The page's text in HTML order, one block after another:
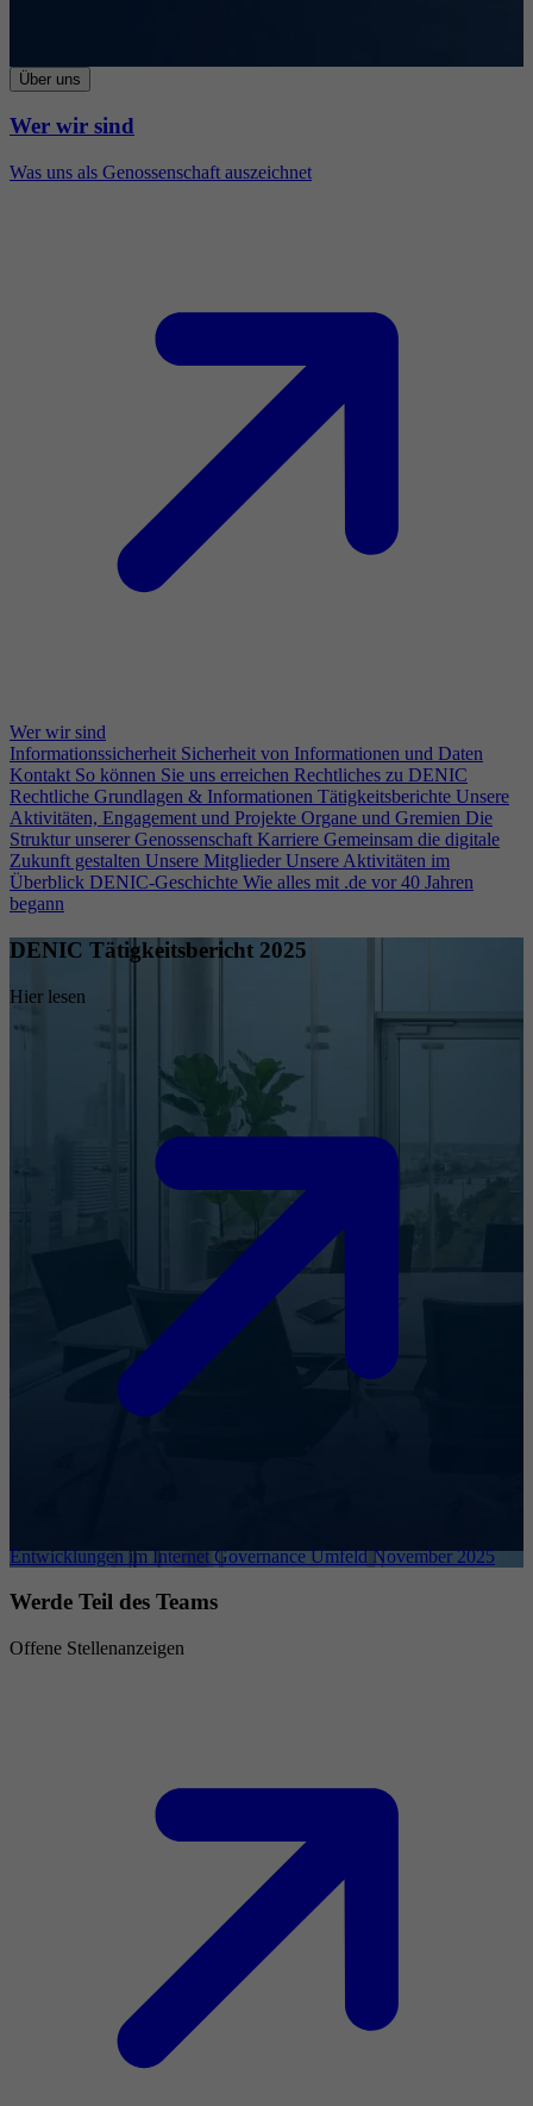
Über uns
Wer wir sind
Was uns als Genossenschaft auszeichnet
Wer wir sind
Informationssicherheit Sicherheit von Informationen und Daten
Kontakt So können Sie uns erreichen Rechtliches zu DENIC
Rechtliche Grundlagen & Informationen Tätigkeitsberichte Unsere
Aktivitäten, Engagement und Projekte Organe und Gremien Die
Struktur unserer Genossenschaft Karriere Gemeinsam die digitale
Zukunft gestalten Unsere Mitglieder Unsere Aktivitäten im
Überblick DENIC-Geschichte Wie alles mit .de vor 40 Jahren
begann
DENIC Tätigkeitsbericht 2025
Hier lesen
Entwicklungen im Internet Governance Umfeld November 2025
Werde Teil des Teams
Offene Stellenanzeigen